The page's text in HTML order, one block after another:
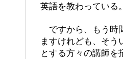
英語を教わっている
ですから、もう時
ますけれども、そう
とする方々の講師を